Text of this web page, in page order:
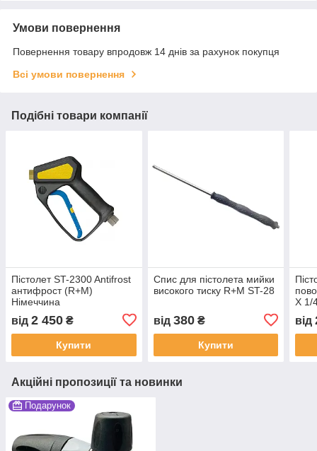
Умови повернення
Повернення товару впродовж 14 днів за рахунок покупця
Всі умови повернення
Подібні товари компанії
Пістолет ST-2300 Antifrost
антифрост (R+M)
Німеччина
від 2 450 ₴
Купити
Спис для пістолета мийки
високого тиску R+M ST-28
від 380₴
Купити
X 1/
від
Акційні пропозиції та новинки
Подарунок